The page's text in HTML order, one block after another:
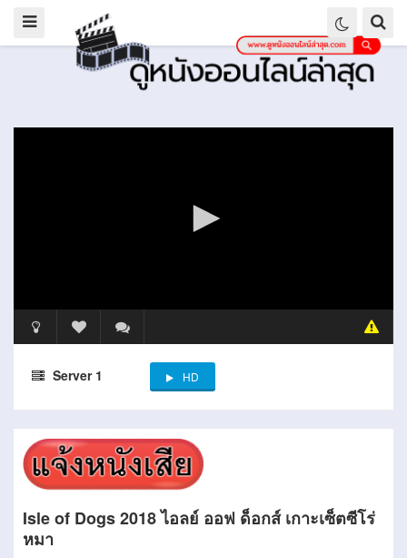
Server 1 HD
Isle of Dogs 2018 ไอลย์ ออฟ ด็อกส์ เกาะเซ็ตซีโร่
หมา